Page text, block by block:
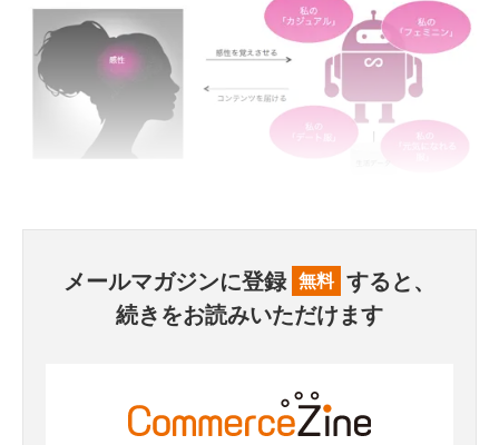
メールマガジンに登録 無料 すると、
続きをお読みいただけます